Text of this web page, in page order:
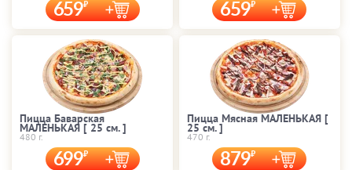
659 659
Пицца Баварская
МАЛЕНЬКАЯ [ 25 cм. ]
480 г.
699
Пицца Мясная МАЛЕНЬКАЯ [
25 cм. ]
470 г.
879